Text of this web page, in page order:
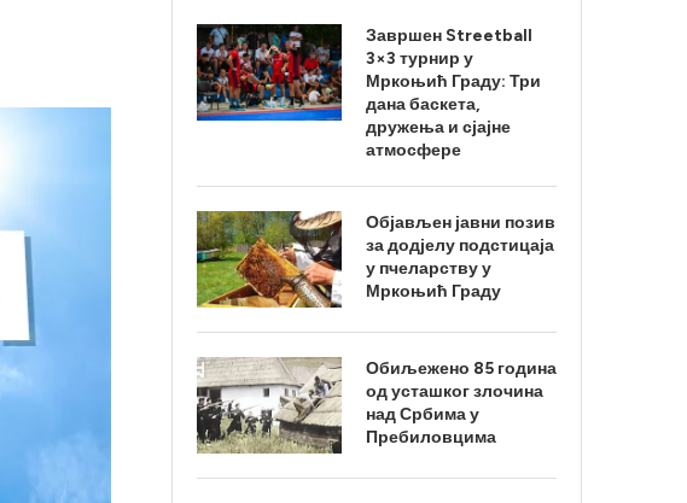
Завршен Streetball
3×3 турнир у
Мркоњић Граду: Три
дана баскета,
дружења и сјајне
атмосфере
Објављен јавни позив
за додјелу подстицаја
у пчеларству у
Мркоњић Граду
Обиљежено 85 година
од усташког злочина
над Србима у
Пребиловцима